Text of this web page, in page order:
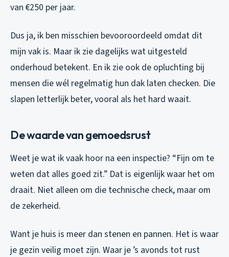
van €250 per jaar.
Dus ja, ik ben misschien bevooroordeeld omdat dit
mijn vak is. Maar ik zie dagelijks wat uitgesteld
onderhoud betekent. En ik zie ook de opluchting bij
mensen die wél regelmatig hun dak laten checken. Die
slapen letterlijk beter, vooral als het hard waait.
De waarde van gemoedsrust
Weet je wat ik vaak hoor na een inspectie? “Fijn om te
weten dat alles goed zit.” Dat is eigenlijk waar het om
draait. Niet alleen om die technische check, maar om
de zekerheid.
Want je huis is meer dan stenen en pannen. Het is waar
je gezin veilig moet zijn. Waar je ’s avonds tot rust